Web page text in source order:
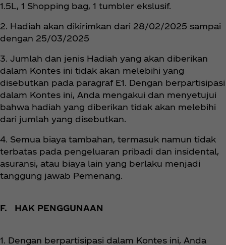
1.5L, 1 Shopping bag, 1 tumbler ekslusif.
2. Hadiah akan dikirimkan dari 28/02/2025 sampai
dengan 25/03/2025
3. Jumlah dan jenis Hadiah yang akan diberikan
dalam Kontes ini tidak akan melebihi yang
disebutkan pada paragraf E1. Dengan berpartisipasi
dalam Kontes ini, Anda mengakui dan menyetujui
bahwa hadiah yang diberikan tidak akan melebihi
dari jumlah yang disebutkan.
4. Semua biaya tambahan, termasuk namun tidak
terbatas pada pengeluaran pribadi dan insidental,
asuransi, atau biaya lain yang berlaku menjadi
tanggung jawab Pemenang.
F. HAK PENGGUNAAN
1. Dengan berpartisipasi dalam Kontes ini, Anda